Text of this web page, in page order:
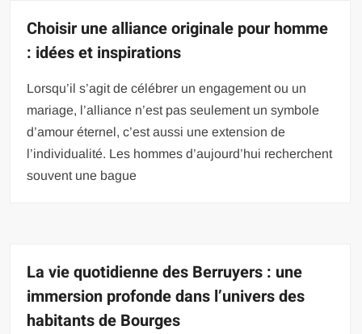
Choisir une alliance originale pour homme
: idées et inspirations
Lorsqu’il s’agit de célébrer un engagement ou un
mariage, l’alliance n’est pas seulement un symbole
d’amour éternel, c’est aussi une extension de
l’individualité. Les hommes d’aujourd’hui recherchent
souvent une bague
La vie quotidienne des Berruyers : une
immersion profonde dans l’univers des
habitants de Bourges